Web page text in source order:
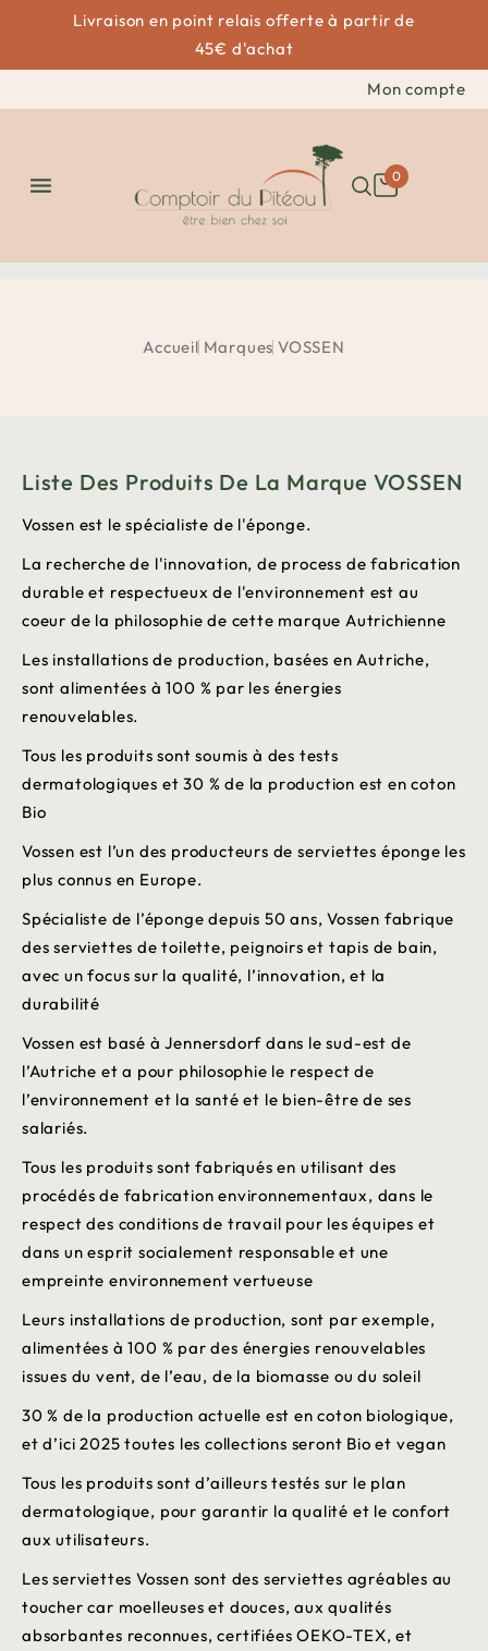
Livraison en point relais offerte à partir de
45€ d'achat
Mon compte
 0
Accueil Marques VOSSEN
Liste Des Produits De La Marque VOSSEN
Vossen est le spécialiste de l'éponge.
La recherche de l'innovation, de process de fabrication
durable et respectueux de l'environnement est au
coeur de la philosophie de cette marque Autrichienne
Les installations de production, basées en Autriche,
sont alimentées à 100 % par les énergies
renouvelables.
Tous les produits sont soumis à des tests
dermatologiques et 30 % de la production est en coton
Bio
Vossen est l’un des producteurs de serviettes éponge les
plus connus en Europe.
Spécialiste de l’éponge depuis 50 ans, Vossen fabrique
des serviettes de toilette, peignoirs et tapis de bain,
avec un focus sur la qualité, l’innovation, et la
durabilité
Vossen est basé à Jennersdorf dans le sud-est de
l’Autriche et a pour philosophie le respect de
l’environnement et la santé et le bien-être de ses
salariés.
Tous les produits sont fabriqués en utilisant des
procédés de fabrication environnementaux, dans le
respect des conditions de travail pour les équipes et
dans un esprit socialement responsable et une
empreinte environnement vertueuse
Leurs installations de production, sont par exemple,
alimentées à 100 % par des énergies renouvelables
issues du vent, de l’eau, de la biomasse ou du soleil
30 % de la production actuelle est en coton biologique,
et d’ici 2025 toutes les collections seront Bio et vegan
Tous les produits sont d’ailleurs testés sur le plan
dermatologique, pour garantir la qualité et le confort
aux utilisateurs.
Les serviettes Vossen sont des serviettes agréables au
toucher car moelleuses et douces, aux qualités
absorbantes reconnues, certifiées OEKO-TEX, et